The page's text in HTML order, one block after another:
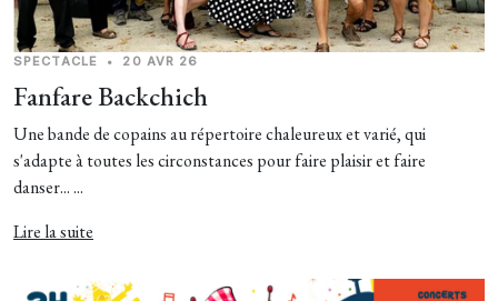
SPECTACLE • 20 AVR 26
Fanfare Backchich
Une bande de copains au répertoire chaleureux et varié, qui
s'adapte à toutes les circonstances pour faire plaisir et faire
danser... ...
Lire la suite